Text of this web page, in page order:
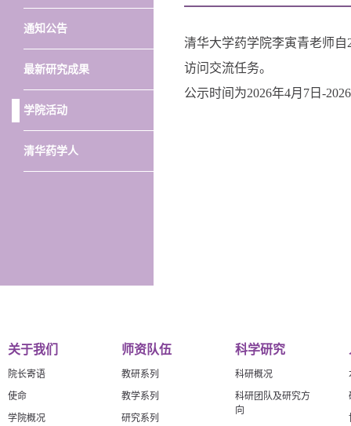
通知公告
最新研究成果
学院活动
清华药学人
清华大学药学院李寅青老师自
访问交流任务。
公示时间为2026年4月7日-
关于我们
院长寄语
使命
学院概况
师资队伍
教研系列
教学系列
研究系列
科学研究
科研概况
科研团队及研究方
向